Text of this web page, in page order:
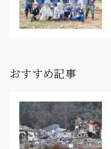
おすすめ記事